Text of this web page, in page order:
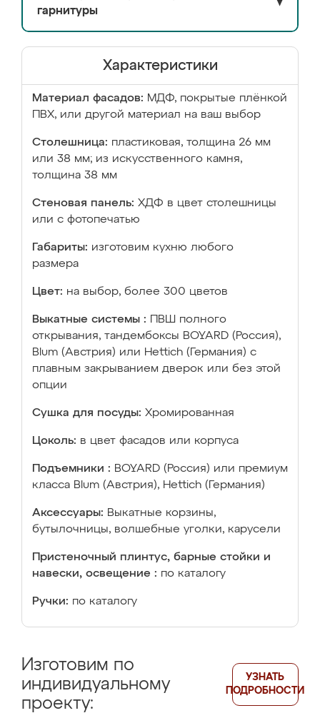
гарнитуры
▼
Характеристики
Материал фасадов: МДФ, покрытые плёнкой
ПВХ, или другой материал на ваш выбор
Столешница: пластиковая, толщина 26 мм
или 38 мм; из искусственного камня,
толщина 38 мм
Стеновая панель: ХДФ в цвет столешницы
или с фотопечатью
Габариты: изготовим кухню любого
размера
Цвет: на выбор, более 300 цветов
Выкатные системы :
ПВШ полного
открывания, тандембоксы BOYARD (Россия),
Blum (Австрия) или Hettich (Германия) с
плавным закрыванием дверок или без этой
опции
Сушка для посуды: Хромированная
Цоколь: в цвет фасадов или корпуса
Подъемники : BOYARD (Россия) или премиум
класса Blum (Австрия), Hettich (Германия)
Аксессуары: Выкатные корзины,
бутылочницы, волшебные уголки, карусели
Пристеночный плинтус, барные стойки и
навески, освещение : по каталогу
Ручки: по каталогу
Изготовим по
индивидуальному
проекту:
УЗНАТЬ
ПОДРОБНОСТИ